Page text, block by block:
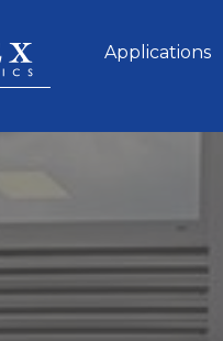
Applications